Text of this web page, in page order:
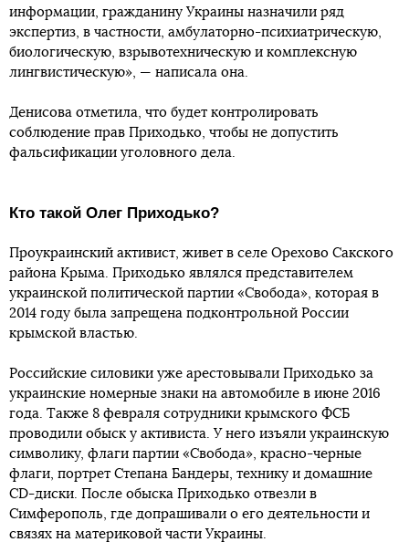
информации, гражданину Украины назначили ряд
экспертиз, в частности, амбулаторно-психиатрическую,
биологическую, взрывотехническую и комплексную
лингвистическую», — написала она.
Денисова отметила, что будет контролировать
соблюдение прав Приходько, чтобы не допустить
фальсификации уголовного дела.
Кто такой Олег Приходько?
Проукраинский активист, живет в селе Орехово Сакского
района Крыма. Приходько являлся представителем
украинской политической партии «Свобода», которая в
2014 году была запрещена подконтрольной России
крымской властью.
Российские силовики уже арестовывали Приходько за
украинские номерные знаки на автомобиле в июне 2016
года. Также 8 февраля сотрудники крымского ФСБ
проводили обыск у активиста. У него изъяли украинскую
символику, флаги партии «Свобода», красно-черные
флаги, портрет Степана Бандеры, технику и домашние
CD-диски. После обыска Приходько отвезли в
Симферополь, где допрашивали о его деятельности и
связях на материковой части Украины.